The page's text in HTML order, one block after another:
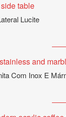
Lucite
Com Inox E